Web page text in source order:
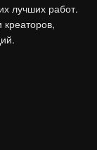
лучших работ.